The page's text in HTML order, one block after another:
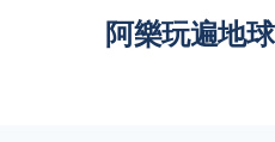
阿樂玩遍地球